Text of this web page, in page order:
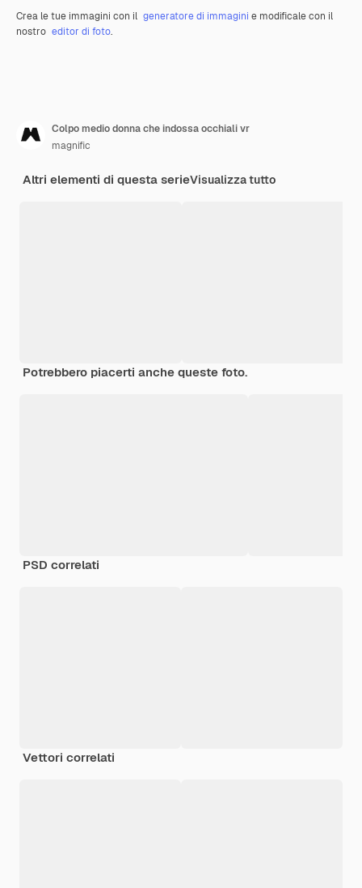
Crea le tue immagini con il generatore di immagini e modificale con il
nostro editor di foto.
Colpo medio donna che indossa occhiali vr
magnific
Altri elementi di questa serieVisualizza tutto
Potrebbero piacerti anche queste foto.
PSD correlati
Vettori correlati